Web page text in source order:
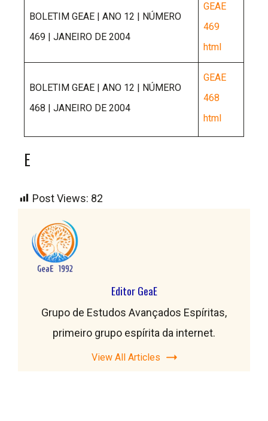
BOLETIM GEAE | ANO 12 | NÚMERO
469 | JANEIRO DE 2004
GEAE
469
html
BOLETIM GEAE | ANO 12 | NÚMERO
468 | JANEIRO DE 2004
GEAE
468
html
E
Post Views: 82
Editor GeaE
Grupo de Estudos Avançados Espíritas,
primeiro grupo espírita da internet.
View All Articles